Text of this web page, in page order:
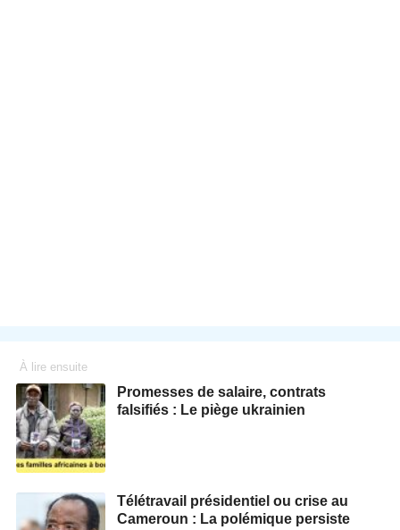
À lire ensuite
Promesses de salaire, contrats
falsifiés : Le piège ukrainien
Télétravail présidentiel ou crise au
Cameroun : La polémique persiste